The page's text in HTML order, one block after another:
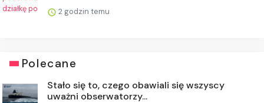
2 godzin temu
Polecane
Stało się to, czego obawiali się wszyscy
uważni obserwatorzy...